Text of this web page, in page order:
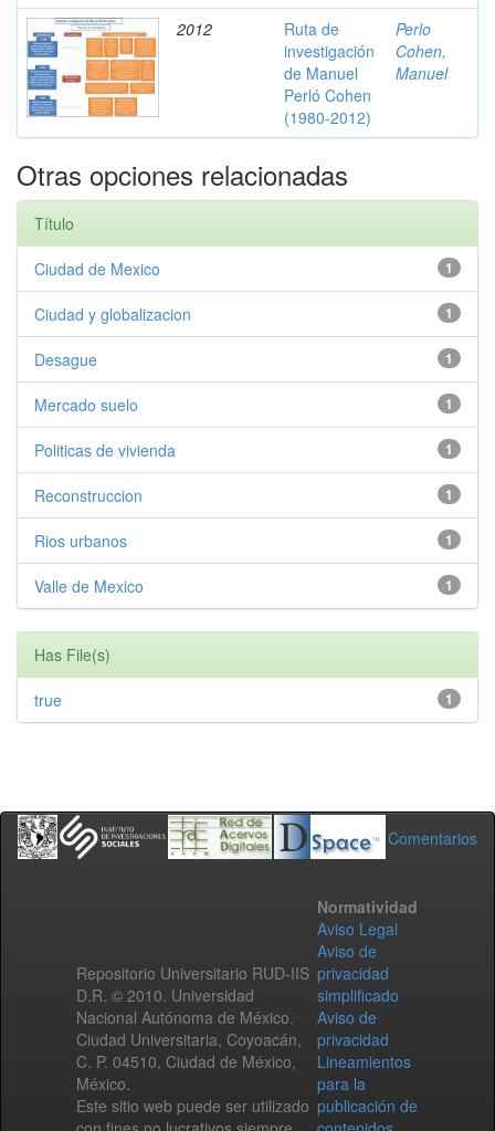
2012
Ruta de
investigación
de Manuel
Perló Cohen
(1980-2012)
Perlo
Cohen,
Manuel
Otras opciones relacionadas
Título
1
Ciudad de Mexico
1
Ciudad y globalizacion
1
Desague
1
Mercado suelo
1
Politicas de vivienda
1
Reconstruccion
1
Rios urbanos
1
Valle de Mexico
Has File(s)
1
true
Comentarios
Repositorio Universitario RUD-IIS
D.R. © 2010. Universidad
Nacional Autónoma de México.
Ciudad Universitaria, Coyoacán,
C. P. 04510, Ciudad de México,
México.
Este sitio web puede ser utilizado
Normatividad
Aviso Legal
Aviso de
privacidad
simplificado
Aviso de
privacidad
Lineamientos
para la
publicación de